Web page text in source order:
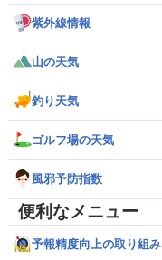
紫外線情報
山の天気
釣り天気
ゴルフ場の天気
風邪予防指数
便利なメニュー
予報精度向上の取り組み